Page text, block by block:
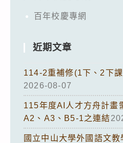
百年校慶專網
近期文章
114-2重補修(1下、2下
2026-08-07
115年度AI人才方舟計畫
A2、A3、B5-1之連結
國立中山大學外國語文